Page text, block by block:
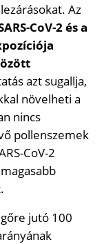
Az
CoV-2 és a
azt sugallja,
növelheti a
nincs
pollenszemek
CoV-2
jutó 100